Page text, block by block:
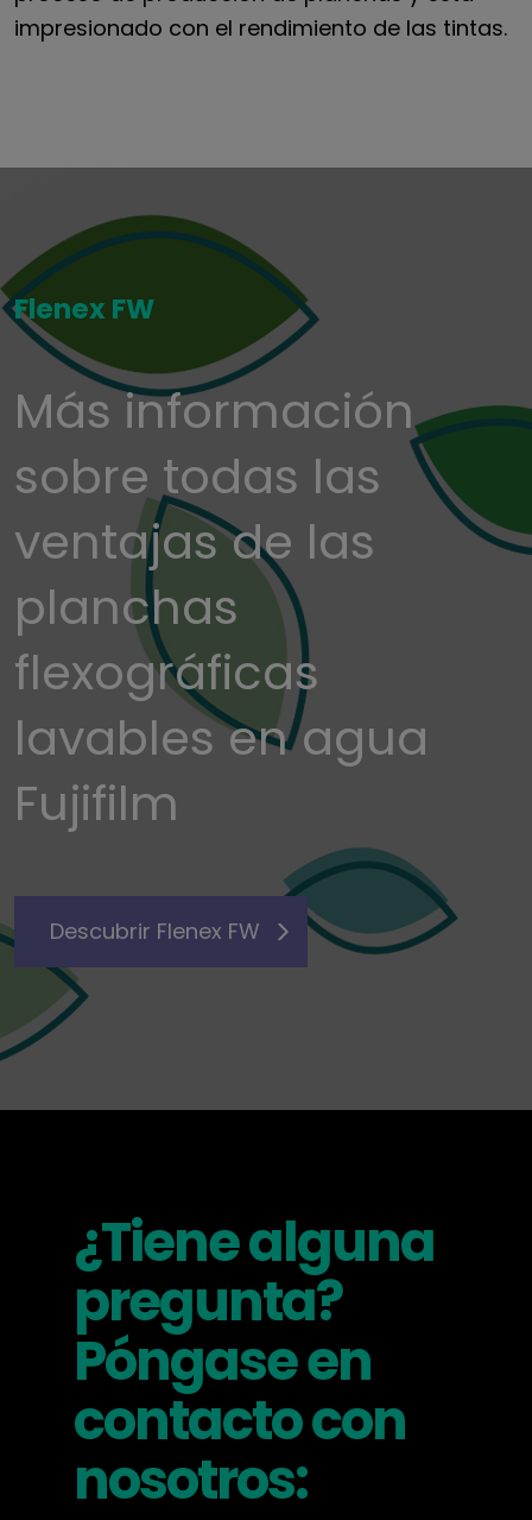
impresionado con el rendimiento de las tintas.
Flenex FW
Más información
sobre todas las
ventajas de las
planchas
flexográficas
lavables en agua
Fujifilm
Descubrir Flenex FW
¿Tiene alguna
pregunta?
Póngase en
contacto con
nosotros: